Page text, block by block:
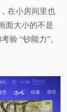
在小房间里也
面大小的不是
验 “钞能力”。